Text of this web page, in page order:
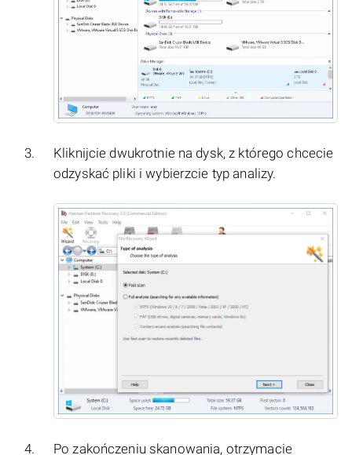
Kliknijcie dwukrotnie na dysk, z którego chcecie
odzyskać pliki i wybierzcie typ analizy.
Po zakończeniu skanowania, otrzymacie